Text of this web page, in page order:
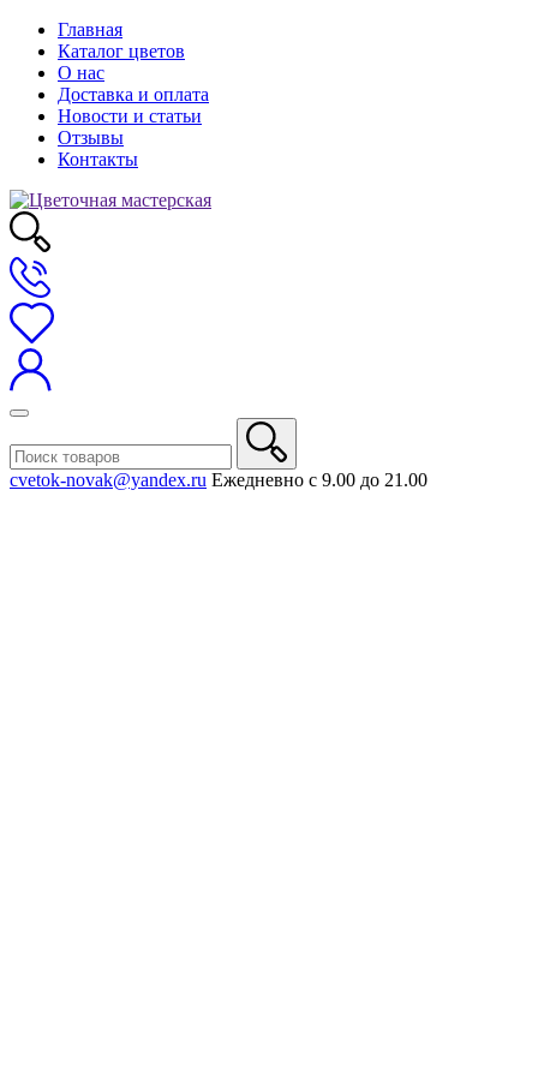
Главная
Каталог цветов
О нас
Доставка и оплата
Новости и статьи
Отзывы
Контакты
cvetok-novak@yandex.ru Ежедневно с 9.00 до 21.00